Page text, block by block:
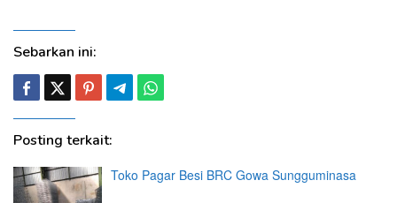
Sebarkan ini:
Posting terkait:
Toko Pagar Besi BRC Gowa Sungguminasa